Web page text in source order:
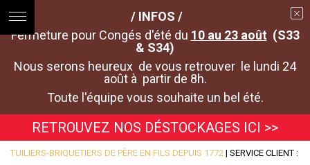
/ INFOS /
Fermeture pour Congés d'été du 10 au 23 août (S33
& S34)
Nous serons heureux de vous retrouver le lundi 24
août à partir de 8h.
Toute l'équipe vous souhaite un bel été.
RETROUVEZ NOS DÉSTOCKAGES ICI >>
TUILIERS-BRIQUETIERS DE PÈRE EN FILS DEPUIS 1772 | SERVICE CLIENT :